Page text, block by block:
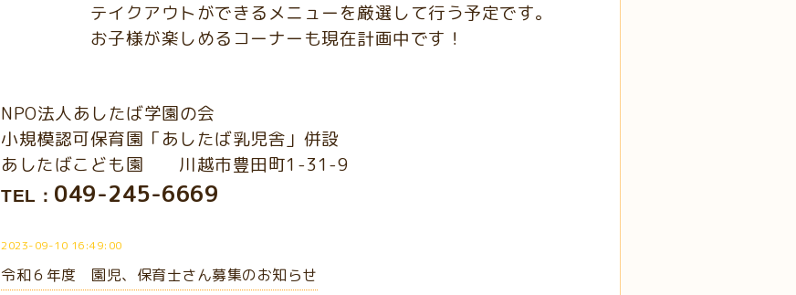
テイクアウトができるメニューを厳選して行う予定です。
お子様が楽しめるコーナーも現在計画中です！
NPO法人あしたば学園の会
小規模認可保育園「あしたば乳児舎」併設
あしたばこども園 川越市豊田町1-31-9
TEL： 049-245-6669
2023-09-10 16:49:00
令和６年度 園児、保育士さん募集のお知らせ